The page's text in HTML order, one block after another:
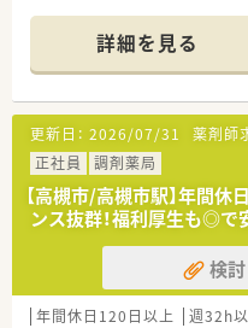
■応需科目は耳鼻科や
りの処方箋枚数は60枚
■薬剤師は常勤3名とパ
名体制を維持すること
す。
【求人情報について】
■年収は450万円から
の経験や年齢および前
れます。
■年間休日は120日以上
給休暇の消化を推奨し
です。
■昇給は年1回実施され
詳細を見る
更新日： 2026/07/31 薬剤師
正社員
調剤薬局
【高槻市/高槻市駅】年間
ンス抜群！福利厚生も◎で
検
年間休日120日以上 週32h